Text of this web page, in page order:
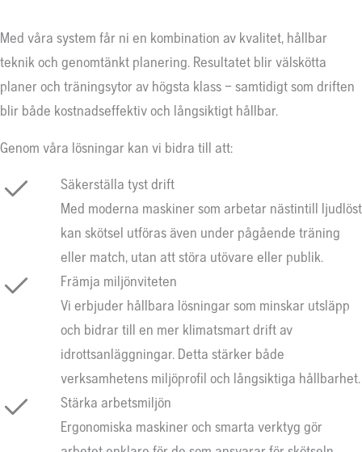
Med våra system får ni en kombination av kvalitet, hållbar
teknik och genomtänkt planering. Resultatet blir välskötta
planer och träningsytor av högsta klass – samtidigt som driften
blir både kostnadseffektiv och långsiktigt hållbar.
Genom våra lösningar kan vi bidra till att:
Säkerställa tyst drift
Med moderna maskiner som arbetar nästintill ljudlöst
kan skötsel utföras även under pågående träning
eller match, utan att störa utövare eller publik.
Främja miljönviteten
Vi erbjuder hållbara lösningar som minskar utsläpp
och bidrar till en mer klimatsmart drift av
idrottsanläggningar. Detta stärker både
verksamhetens miljöprofil och långsiktiga hållbarhet.
Stärka arbetsmiljön
Ergonomiska maskiner och smarta verktyg gör